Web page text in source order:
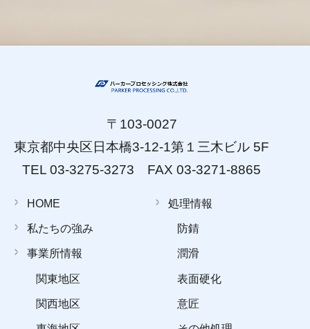
〒103-0027
東京都中央区日本橋3-12-1第１三木ビル 5F
TEL 03-3275-3273 FAX 03-3271-8865
HOME
私たちの強み
事業所情報
関東地区
関西地区
処理情報
防錆
潤滑
表面硬化
意匠